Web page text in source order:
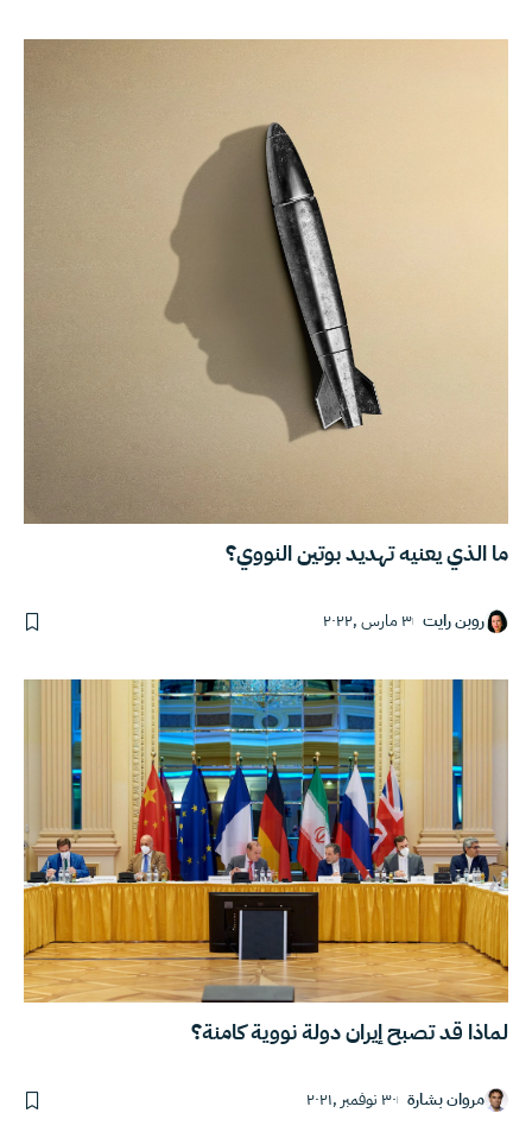
ما الذي يعنيه تهديد بوتين النووي؟
روبن رايت ٣ مارس ,٢٠٢٢
لماذا قد تصبح إيران دولة نووية كامنة؟
مروان بشارة ٣٠ نوفمبر ,٢٠٢١